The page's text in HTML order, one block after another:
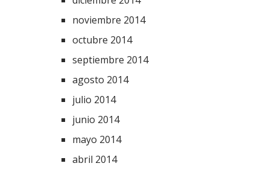
noviembre 2014
octubre 2014
septiembre 2014
agosto 2014
julio 2014
junio 2014
mayo 2014
abril 2014